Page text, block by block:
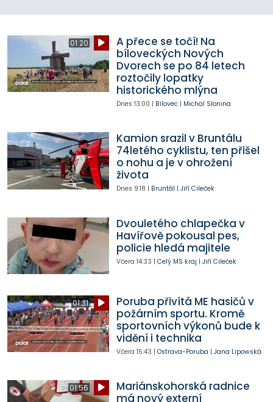
01:20
A přece se točí! Na
bíloveckých Nových
Dvorech se po 84 letech
roztočily lopatky
historického mlýna
Dnes 13:00 | Bílovec| Michal Slonina
Kamion srazil v Bruntálu
74letého cyklistu, ten přišel
o nohu a je v ohrožení
života
Dnes 9:18 | Bruntál | Jiří Cileček
Dvouletého chlapečka v
Havířově pokousal pes,
policie hledá majitele
Včera 14:33 | Celý MS kraj | Jiří Cileček
01:31
Poruba přivítá ME hasičů v
požárním sportu. Kromě
sportovních výkonů bude k
vidění i technika
Včera 15:43 | Ostrava-Poruba | Jana Lipowská
01:56
Mariánskohorská radnice
má nový externí